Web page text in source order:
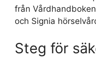
från
och Signia
Steg för